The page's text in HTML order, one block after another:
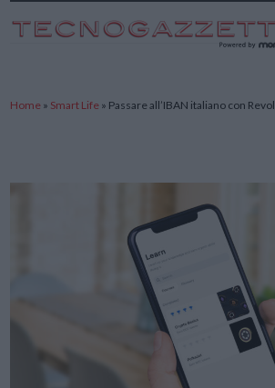
Home » Smart Life » Passare all’IBAN italiano con